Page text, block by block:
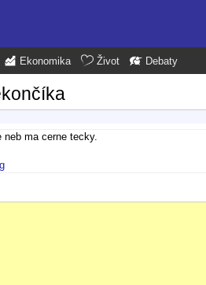
Ekonomika Život Debaty
ma cerne tecky.